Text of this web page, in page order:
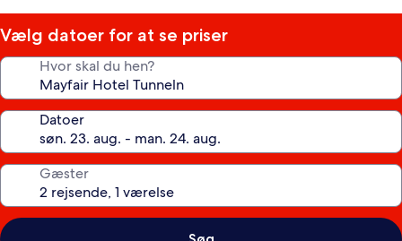
Vælg datoer for at se priser
Hvor skal du hen?
Datoer
Gæster